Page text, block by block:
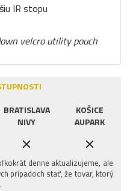
IR stopu
velcro utility pouch
BRATISLAVA
NIVY
KOŠICE
AUPARK
denne aktualizujeme, ale
prípadoch stať, že tovar, ktorý